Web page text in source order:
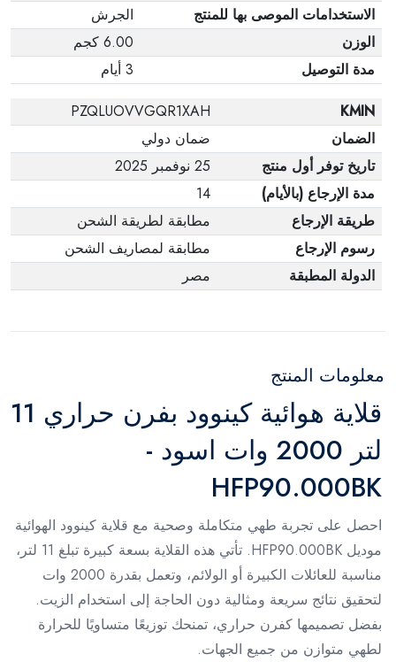
الاستخدامات الموصى بها للمنتج
الجرش
الوزن
6.00 كجم
مدة التوصيل
3 أيام
KMIN
PZQLUOVVGQR1XAH
الضمان
ضمان دولي
تاريخ توفر أول منتج
25 نوفمبر 2025
مدة الإرجاع (بالأيام)
14
طريقة الإرجاع
مطابقة لطريقة الشحن
رسوم الإرجاع
مطابقة لمصاريف الشحن
الدولة المطبقة
مصر
معلومات المنتج
قلاية هوائية كينوود بفرن حراري 11
لتر 2000 وات اسود -
HFP90.000BK
احصل على تجربة طهي متكاملة وصحية مع قلاية كينوود الهوائية
موديل HFP90.000BK. تأتي هذه القلاية بسعة كبيرة تبلغ 11 لتر،
مناسبة للعائلات الكبيرة أو الولائم، وتعمل بقدرة 2000 وات
لتحقيق نتائج سريعة ومثالية دون الحاجة إلى استخدام الزيت.
بفضل تصميمها كفرن حراري، تمنحك توزيعًا متساويًا للحرارة
لطهي متوازن من جميع الجهات.